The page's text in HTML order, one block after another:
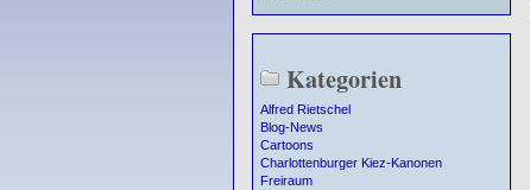
Kategorien
Alfred Rietschel
Blog-News
Cartoons
Charlottenburger Kiez-Kanonen
Freiraum